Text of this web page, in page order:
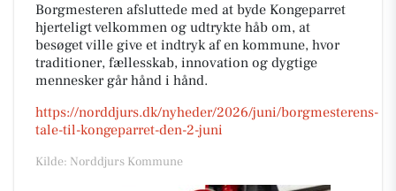
Borgmesteren afsluttede med at byde Kongeparret
hjerteligt velkommen og udtrykte håb om, at
besøget ville give et indtryk af en kommune, hvor
traditioner, fællesskab, innovation og dygtige
mennesker går hånd i hånd.
https://norddjurs.dk/nyheder/2026/juni/borgmesterens-
tale-til-kongeparret-den-2-juni
Kilde: Norddjurs Kommune